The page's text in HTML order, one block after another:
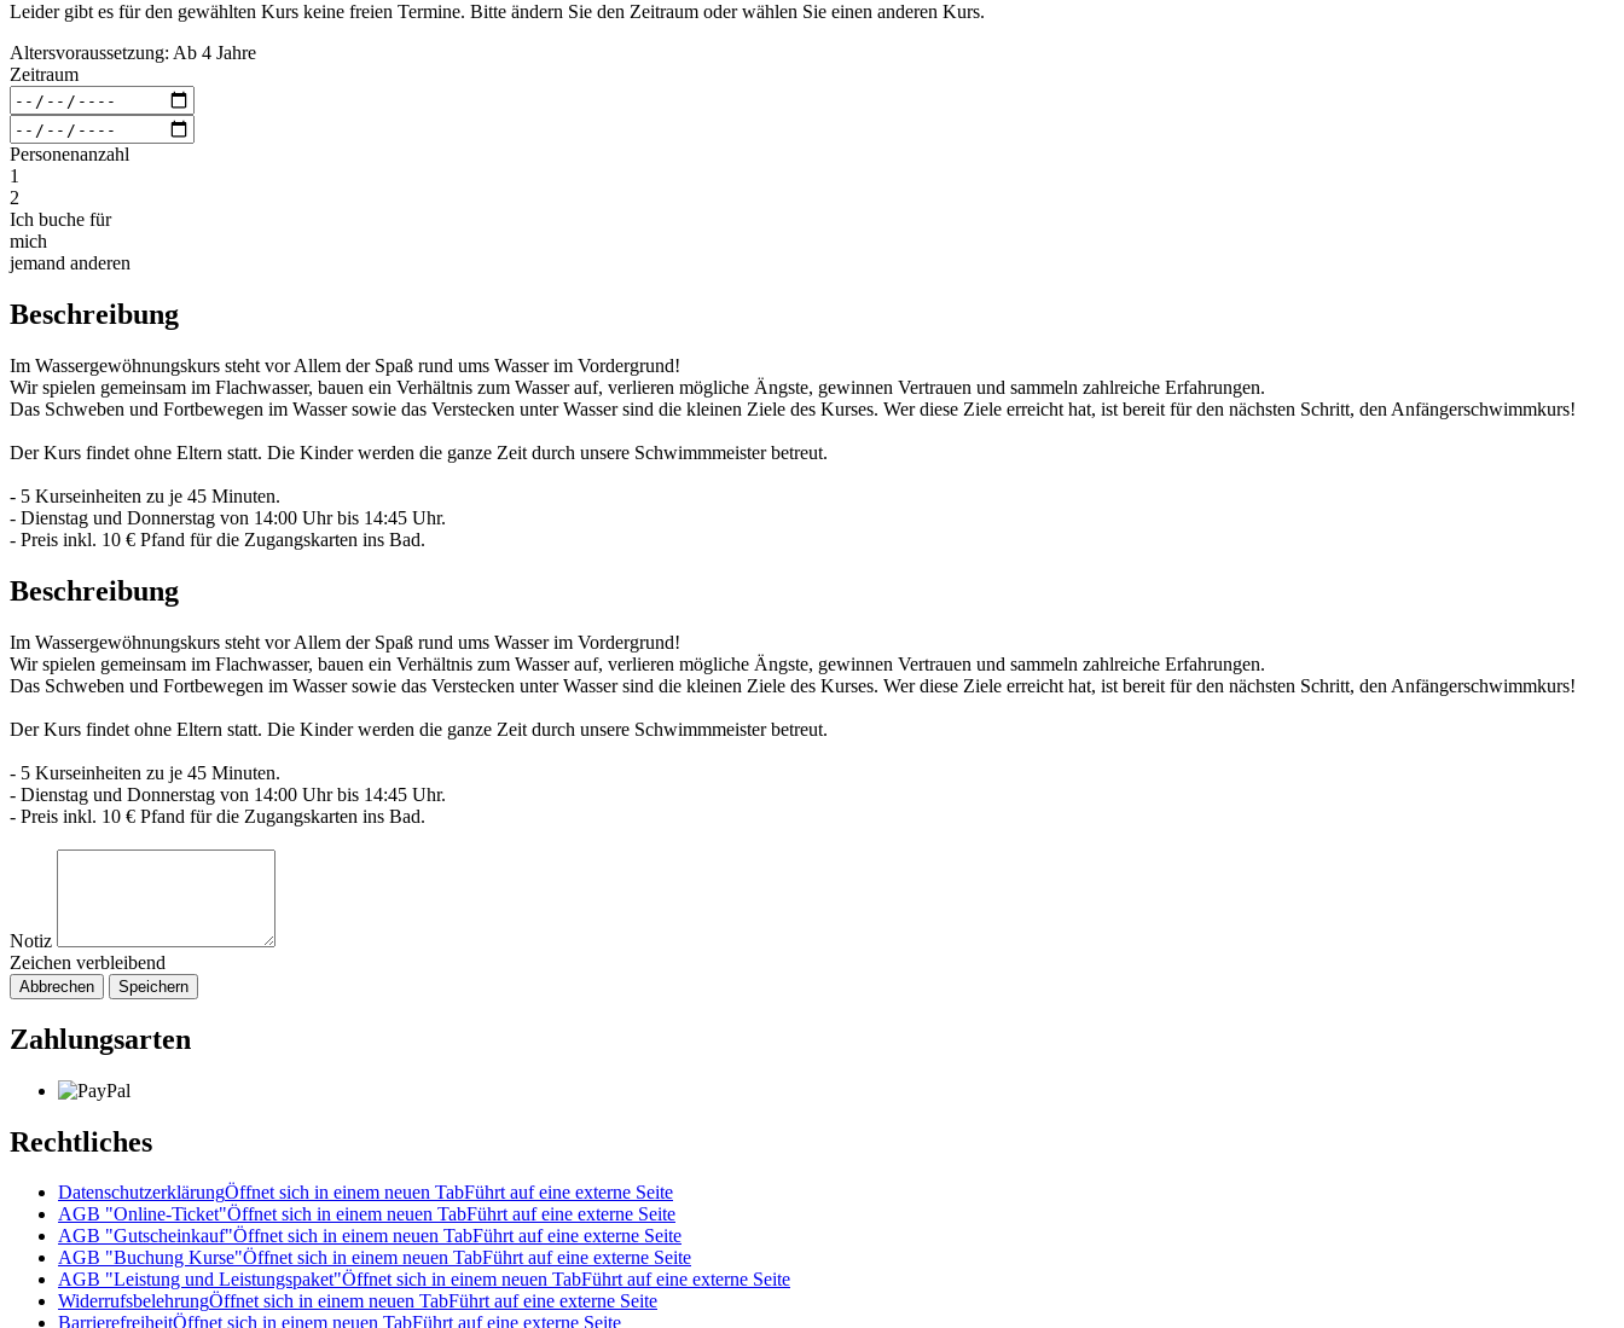
Leider gibt es für den gewählten Kurs keine freien Termine. Bitte ändern Sie den Zeitraum oder wählen Sie einen anderen Kurs.
Altersvoraussetzung: Ab 4 Jahre
Zeitraum
Personenanzahl
1
2
Ich buche für
mich
jemand anderen
Beschreibung
Im Wassergewöhnungskurs steht vor Allem der Spaß rund ums Wasser im Vordergrund!
Wir spielen gemeinsam im Flachwasser, bauen ein Verhältnis zum Wasser auf, verlieren mögliche Ängste, gewinnen Vertrauen und sammeln zahlreiche Erfahrungen.
Das Schweben und Fortbewegen im Wasser sowie das Verstecken unter Wasser sind die kleinen Ziele des Kurses. Wer diese Ziele erreicht hat, ist bereit für den nächsten Schritt, den Anfängerschwimmkurs!
Der Kurs findet ohne Eltern statt. Die Kinder werden die ganze Zeit durch unsere Schwimmmeister betreut.
- 5 Kurseinheiten zu je 45 Minuten.
- Dienstag und Donnerstag von 14:00 Uhr bis 14:45 Uhr.
- Preis inkl. 10 € Pfand für die Zugangskarten ins Bad.
Beschreibung
Im Wassergewöhnungskurs steht vor Allem der Spaß rund ums Wasser im Vordergrund!
Wir spielen gemeinsam im Flachwasser, bauen ein Verhältnis zum Wasser auf, verlieren mögliche Ängste, gewinnen Vertrauen und sammeln zahlreiche Erfahrungen.
Das Schweben und Fortbewegen im Wasser sowie das Verstecken unter Wasser sind die kleinen Ziele des Kurses. Wer diese Ziele erreicht hat, ist bereit für den nächsten Schritt, den Anfängerschwimmkurs!
Der Kurs findet ohne Eltern statt. Die Kinder werden die ganze Zeit durch unsere Schwimmmeister betreut.
- 5 Kurseinheiten zu je 45 Minuten.
- Dienstag und Donnerstag von 14:00 Uhr bis 14:45 Uhr.
- Preis inkl. 10 € Pfand für die Zugangskarten ins Bad.
Notiz
Zeichen verbleibend
Abbrechen Speichern
Zahlungsarten
Rechtliches
DatenschutzerklärungÖffnet sich in einem neuen TabFührt auf eine externe Seite
AGB "Online-Ticket"Öffnet sich in einem neuen TabFührt auf eine externe Seite
AGB "Gutscheinkauf"Öffnet sich in einem neuen TabFührt auf eine externe Seite
AGB "Buchung Kurse"Öffnet sich in einem neuen TabFührt auf eine externe Seite
AGB "Leistung und Leistungspaket"Öffnet sich in einem neuen TabFührt auf eine externe Seite
WiderrufsbelehrungÖffnet sich in einem neuen TabFührt auf eine externe Seite
BarrierefreiheitÖffnet sich in einem neuen TabFührt auf eine externe Seite